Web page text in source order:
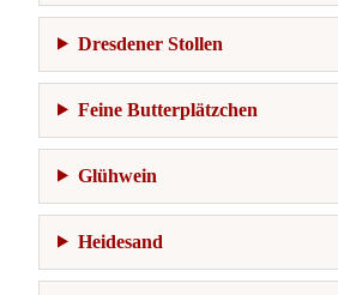
Dresdener Stollen
Feine Butterplätzchen
Glühwein
Heidesand